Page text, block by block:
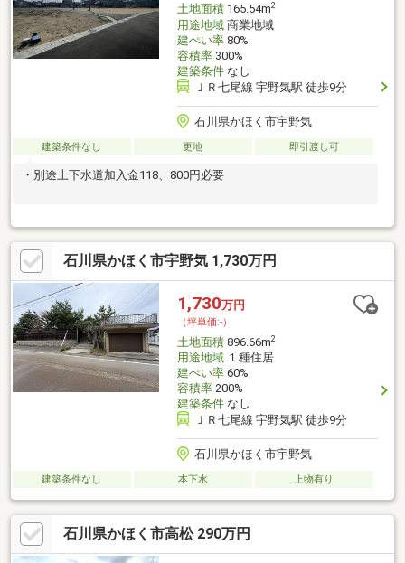
土地面積165.54m2
用途地域商業地域
建ぺい率80%
容積率300%
建築条件なし
ＪＲ七尾線 宇野気駅 徒歩9分
石川県かほく市宇野気
建築条件なし 更地 即引渡し可
・別途上下水道加入金118、800円必要
石川県かほく市宇野気 1,730万円
1,730万円
（坪単価:-）
土地面積896.66m2
用途地域１種住居
建ぺい率60%
容積率200%
建築条件なし
ＪＲ七尾線 宇野気駅 徒歩9分
石川県かほく市宇野気
建築条件なし 本下水 上物有り
石川県かほく市高松 290万円